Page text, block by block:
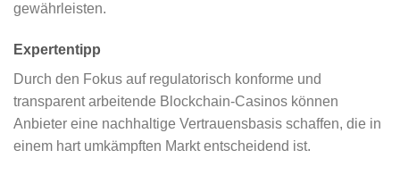
gewährleisten.
Expertentipp
Durch den Fokus auf regulatorisch konforme und
transparent arbeitende Blockchain-Casinos können
Anbieter eine nachhaltige Vertrauensbasis schaffen, die in
einem hart umkämpften Markt entscheidend ist.